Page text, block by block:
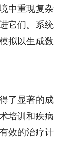
中重现复杂
它们。系统
拟以生成数
了显著的成
培训和疾病
效的治疗计